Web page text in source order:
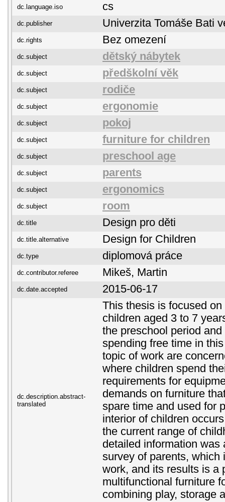
dc.language.iso cs
dc.publisher Univerzita Tomáše Bati
dc.rights Bez omezení
dc.subject dětský nábytek
dc.subject předškolní věk
dc.subject rodiče
dc.subject ergonomie
dc.subject pokoj
dc.subject furniture for children
dc.subject preschool age
dc.subject parents
dc.subject ergonomics
dc.subject room
dc.title Design pro děti
dc.title.alternative Design for Children
dc.type diplomová práce
dc.contributor.referee Mikeš, Martin
dc.date.accepted 2015-06-17
dc.description.abstract-
translated
This thesis is focused
children aged 3 to 7
the preschool period
spending free time in
topic of work are
where children spend
requirements for
demands on furniture
spare time and used for
interior of children
the current range of
detailed information was
survey of parents, which
work, and its results is a
multifunctional furniture
combining play, storage